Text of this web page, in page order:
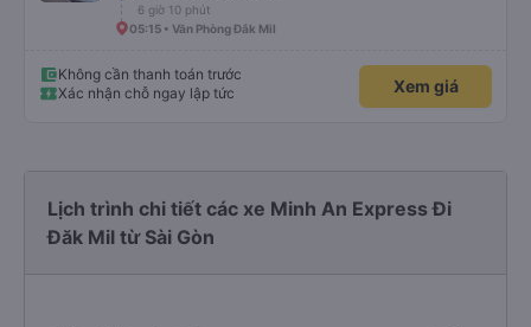
6 giờ 10 phút
05:15 • Văn Phòng Đắk Mil
Không cần thanh toán trước
Xác nhận chỗ ngay lập tức
Xem giá
Lịch trình chi tiết các xe Minh An Express Đi
Đăk Mil từ Sài Gòn